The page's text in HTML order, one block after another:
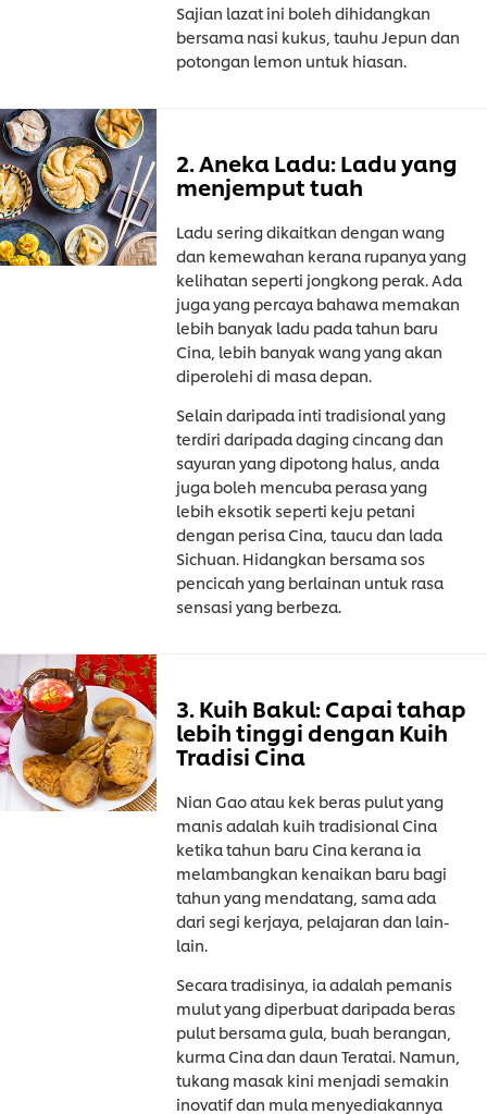
Sajian lazat ini boleh dihidangkan
bersama nasi kukus, tauhu Jepun dan
potongan lemon untuk hiasan.
2. Aneka Ladu: Ladu yang
menjemput tuah
Ladu sering dikaitkan dengan wang
dan kemewahan kerana rupanya yang
kelihatan seperti jongkong perak. Ada
juga yang percaya bahawa memakan
lebih banyak ladu pada tahun baru
Cina, lebih banyak wang yang akan
diperolehi di masa depan.
Selain daripada inti tradisional yang
terdiri daripada daging cincang dan
sayuran yang dipotong halus, anda
juga boleh mencuba perasa yang
lebih eksotik seperti keju petani
dengan perisa Cina, taucu dan lada
Sichuan. Hidangkan bersama sos
pencicah yang berlainan untuk rasa
sensasi yang berbeza.
3. Kuih Bakul: Capai tahap
lebih tinggi dengan Kuih
Tradisi Cina
Nian Gao atau kek beras pulut yang
manis adalah kuih tradisional Cina
ketika tahun baru Cina kerana ia
melambangkan kenaikan baru bagi
tahun yang mendatang, sama ada
dari segi kerjaya, pelajaran dan lain-
lain.
Secara tradisinya, ia adalah pemanis
mulut yang diperbuat daripada beras
pulut bersama gula, buah berangan,
kurma Cina dan daun Teratai. Namun,
tukang masak kini menjadi semakin
inovatif dan mula menyediakannya